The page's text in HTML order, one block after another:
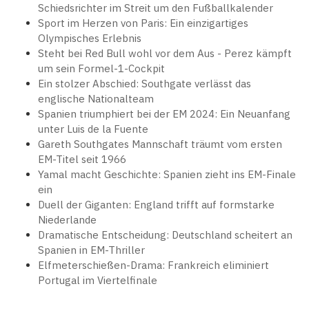
Schiedsrichter im Streit um den Fußballkalender
Sport im Herzen von Paris: Ein einzigartiges
Olympisches Erlebnis
Steht bei Red Bull wohl vor dem Aus - Perez kämpft
um sein Formel-1-Cockpit
Ein stolzer Abschied: Southgate verlässt das
englische Nationalteam
Spanien triumphiert bei der EM 2024: Ein Neuanfang
unter Luis de la Fuente
Gareth Southgates Mannschaft träumt vom ersten
EM-Titel seit 1966
Yamal macht Geschichte: Spanien zieht ins EM-Finale
ein
Duell der Giganten: England trifft auf formstarke
Niederlande
Dramatische Entscheidung: Deutschland scheitert an
Spanien in EM-Thriller
Elfmeterschießen-Drama: Frankreich eliminiert
Portugal im Viertelfinale